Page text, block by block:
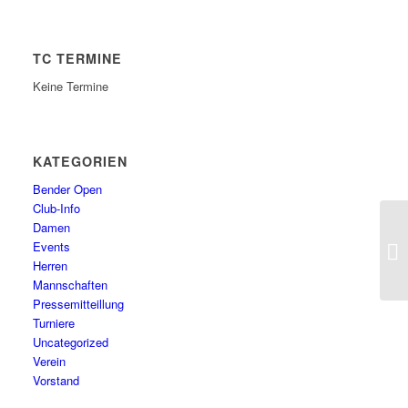
TC TERMINE
Keine Termine
KATEGORIEN
Bender Open
Club-Info
Damen
Events
Herren
Mannschaften
Pressemitteillung
Turniere
Uncategorized
Verein
Vorstand